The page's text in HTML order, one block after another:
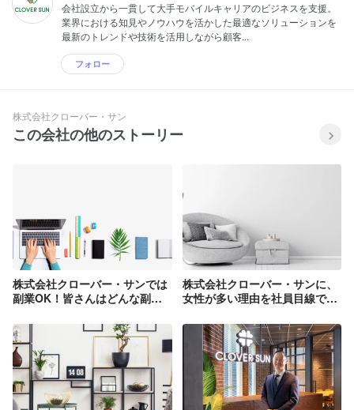
会社設立から一貫して大手モバイルキャリアのビジネスを支援。
業界における知見やノウハウを活かした最適なソリューションを
最新のトレンドや技術を活用しながら顧客...
フォロー
株式会社クローバー・サン
この会社の他のストーリー
株式会社クローバー・サンでは
副業OK！皆さんはどんな副業
株式会社クローバー・サンに、
女性が多い理由を社員目線でま